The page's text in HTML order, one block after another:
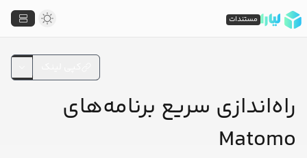
راه‌اندازی سریع برنامه‌های
Matomo
مستندات